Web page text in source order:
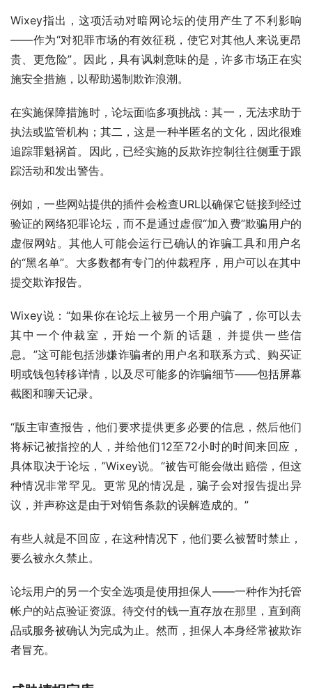
Wixey指出，这项活动对暗网论坛的使用产生了不利影响
——作为“对犯罪市场的有效征税，使它对其他人来说更昂
贵、更危险”。因此，具有讽刺意味的是，许多市场正在实
施安全措施，以帮助遏制欺诈浪潮。
在实施保障措施时，论坛面临多项挑战：其一，无法求助于
执法或监管机构；其二，这是一种半匿名的文化，因此很难
追踪罪魁祸首。因此，已经实施的反欺诈控制往往侧重于跟
踪活动和发出警告。
例如，一些网站提供的插件会检查URL以确保它链接到经过
验证的网络犯罪论坛，而不是通过虚假“加入费”欺骗用户的
虚假网站。其他人可能会运行已确认的诈骗工具和用户名
的“黑名单”。大多数都有专门的仲裁程序，用户可以在其中
提交欺诈报告。
Wixey说：“如果你在论坛上被另一个用户骗了，你可以去
其中一个仲裁室，开始一个新的话题，并提供一些信
息。”这可能包括涉嫌诈骗者的用户名和联系方式、购买证
明或钱包转移详情，以及尽可能多的诈骗细节——包括屏幕
截图和聊天记录。
“版主审查报告，他们要求提供更多必要的信息，然后他们
将标记被指控的人，并给他们12至72小时的时间来回应，
具体取决于论坛，”Wixey说。“被告可能会做出赔偿，但这
种情况非常罕见。更常见的情况是，骗子会对报告提出异
议，并声称这是由于对销售条款的误解造成的。”
有些人就是不回应，在这种情况下，他们要么被暂时禁止，
要么被永久禁止。
论坛用户的另一个安全选项是使用担保人——一种作为托管
帐户的站点验证资源。待交付的钱一直存放在那里，直到商
品或服务被确认为完成为止。然而，担保人本身经常被欺诈
者冒充。